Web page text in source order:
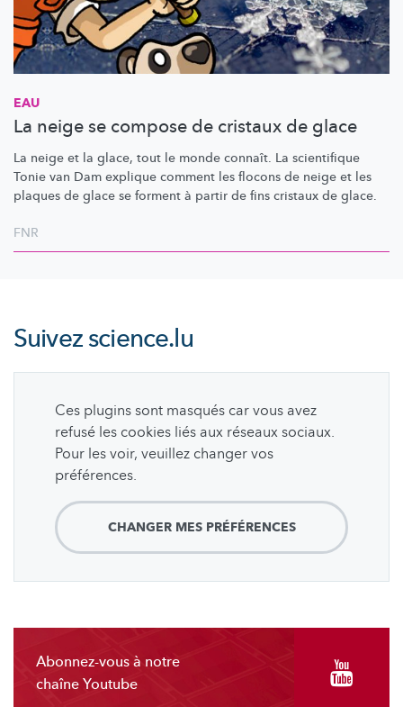
EAU
La neige se compose de cristaux de glace
La neige et la glace, tout le monde connaît. La scientifique
Tonie van Dam explique comment les flocons de neige et les
plaques de glace se forment à partir de fins cristaux de glace.
FNR
Suivezscience.lu
Ces plugins sont masqués car vous avez
refusé les cookies liés aux réseaux sociaux.
Pour les voir, veuillez changer vos
préférences.
CHANGER MES PRÉFÉRENCES
Abonnez-vous à notre
chaîne Youtube